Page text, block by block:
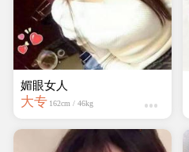
媚眼女人
大专 162cm / 46kg